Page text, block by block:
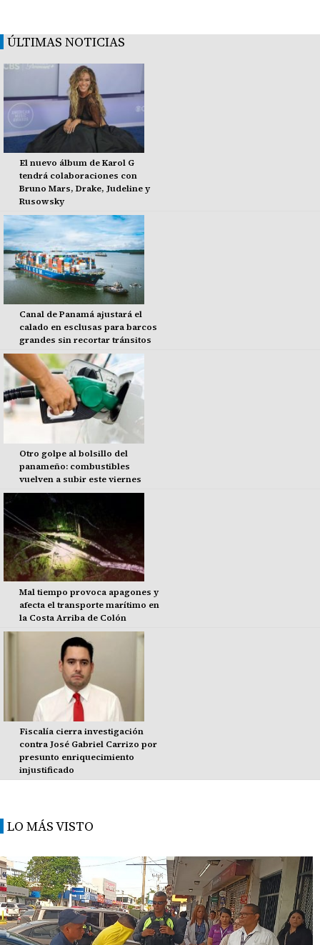
ÚLTIMAS NOTICIAS
El nuevo álbum de Karol G
tendrá colaboraciones con
Bruno Mars, Drake, Judeline y
Rusowsky
Canal de Panamá ajustará el
calado en esclusas para barcos
grandes sin recortar tránsitos
Otro golpe al bolsillo del
panameño: combustibles
vuelven a subir este viernes
Mal tiempo provoca apagones y
afecta el transporte marítimo en
la Costa Arriba de Colón
Fiscalía cierra investigación
contra José Gabriel Carrizo por
presunto enriquecimiento
injustificado
LO MÁS VISTO